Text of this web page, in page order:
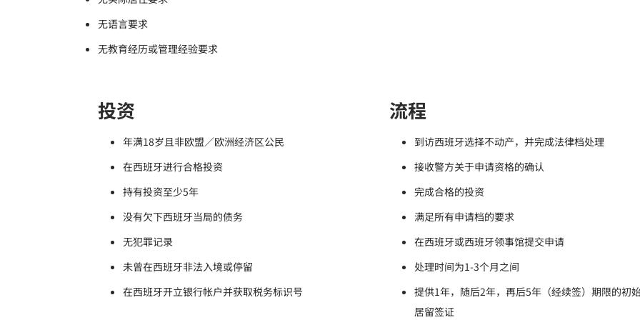
无语言要求
无教育经历或管理经验要求
投资
年满18岁且非欧盟／欧洲经济区公民
在西班牙进行合格投资
持有投资至少5年
没有欠下西班牙当局的债务
无犯罪记录
未曾在西班牙非法入境或停留
在西班牙开立银行帐户并获取税务标识号
流程
到访西班牙选择不动产，并完成法律档处理
接收警方关于申请资格的确认
完成合格的投资
满足所有申请档的要求
在西班牙或西班牙领事馆提交申请
处理时间为1-3个月之间
提供1年，随后2年，再后5年（经续签）期限的初
居留签证